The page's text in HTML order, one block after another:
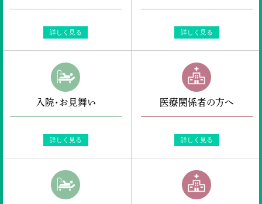
詳しく見る 詳しく見る
入院・お見舞い
詳しく見る
医療関係者の方へ
詳しく見る